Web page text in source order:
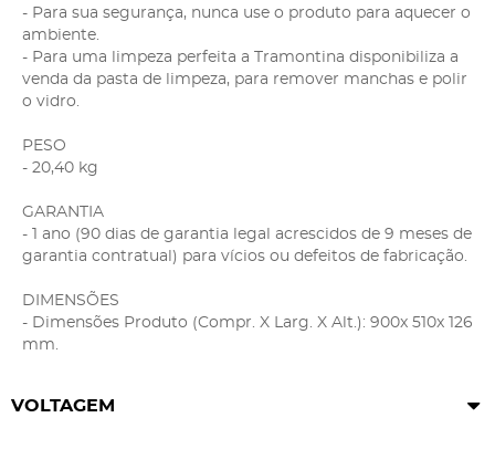
- Para sua segurança, nunca use o produto para aquecer o
ambiente.
- Para uma limpeza perfeita a Tramontina disponibiliza a
venda da pasta de limpeza, para remover manchas e polir
o vidro.
PESO
- 20,40 kg
GARANTIA
- 1 ano (90 dias de garantia legal acrescidos de 9 meses de
garantia contratual) para vícios ou defeitos de fabricação.
DIMENSÕES
- Dimensões Produto (Compr. X Larg. X Alt.): 900x 510x 126
mm.
VOLTAGEM